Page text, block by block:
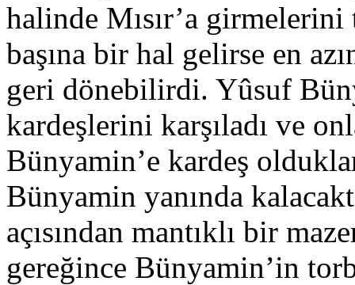
halinde Mısır’a
başına bir hal gelirse en
geri dönebilirdi. Yûsuf
kardeşlerini karşıladı ve
Bünyamin’e kardeş
Bünyamin yanında
açısından mantıklı bir
gereğince Bünyamin’in